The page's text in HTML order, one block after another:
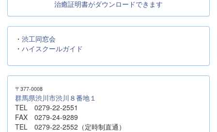
治癒証明書がダウンロードできます
・ 渋工同窓会
・ ハイスクールガイド
〒377-0008
群馬県渋川市渋川８番地１
TEL 0279-22-2551
FAX 0279-24-9289
TEL 0279-22-2552（定時制直通）